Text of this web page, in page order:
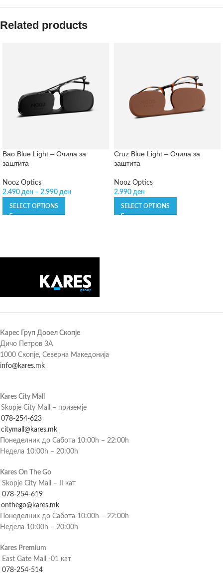
Related products
Bao Blue Light – Очила за
заштита
Nooz Optics
2.490 ден – 2.990 ден
SELECT OPTIONS
Cruz Blue Light – Очила за
заштита
Nooz Optics
2.990 ден
SELECT OPTIONS
Карес Груп Дооел Скопје
Дичо Петров 3А
1000 Скопје, Северна Македонија
info@kares.mk
Kares City Mall
Skopje City Mall – приземје
078-254-623
citymall@kares.mk
Понеделник до Сабота 10:00h – 22:00h
Недела 10:00h – 20:00h
Kares On The Go
Skopje City Mall – II кат
078-254-619
onthego@kares.mk
Понеделник до Сабота 10:00h – 22:00h
Недела 10:00h – 20:00h
Kares Premium
East Gate Mall -01 кат
078-254-514